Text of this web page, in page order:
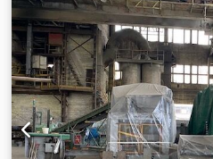
tapas En excelente estado,
producción.